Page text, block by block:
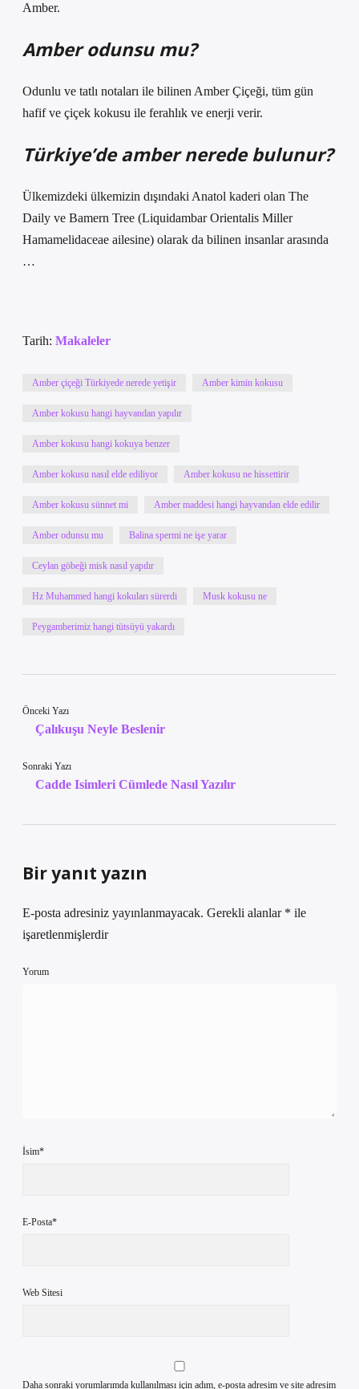
Amber.
Amber odunsu mu?
Odunlu ve tatlı notaları ile bilinen Amber Çiçeği, tüm gün
hafif ve çiçek kokusu ile ferahlık ve enerji verir.
Türkiye’de amber nerede bulunur?
Ülkemizdeki ülkemizin dışındaki Anatol kaderi olan The
Daily ve Bamern Tree (Liquidambar Orientalis Miller
Hamamelidaceae ailesine) olarak da bilinen insanlar arasında
…
Tarih: Makaleler
Amber çiçeği Türkiyede nerede yetişir Amber kimin kokusu
Amber kokusu hangi hayvandan yapılır
Amber kokusu hangi kokuya benzer
Amber kokusu nasıl elde ediliyor Amber kokusu ne hissettirir
Amber kokusu sünnet mi Amber maddesi hangi hayvandan elde edilir
Amber odunsu mu Balina spermi ne işe yarar
Ceylan göbeği misk nasıl yapılır
Hz Muhammed hangi kokuları sürerdi Musk kokusu ne
Peygamberimiz hangi tütsüyü yakardı
Önceki Yazı
Çalıkuşu Neyle Beslenir
Sonraki Yazı
Cadde Isimleri Cümlede Nasıl Yazılır
Bir yanıt yazın
E-posta adresiniz yayınlanmayacak. Gerekli alanlar * ile
işaretlenmişlerdir
Yorum
İsim*
E-Posta*
Web Sitesi
Daha sonraki yorumlarımda kullanılması için adım, e-posta adresim ve site adresim